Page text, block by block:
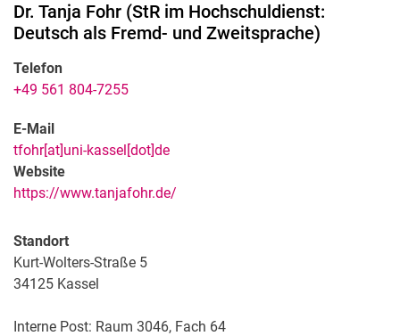
Dr. Tanja Fohr (StR im Hochschuldienst:
Deutsch als Fremd- und Zweitsprache)
Telefon
+49 561 804-7255
E-Mail
tfohr[at]uni-kassel[dot]de
Website
https://www.tanjafohr.de/
Standort
Kurt-Wolters-Straße 5
34125 Kassel
Interne Post: Raum 3046, Fach 64